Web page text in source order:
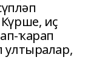
иҫ
ҡарап
ултыралар,